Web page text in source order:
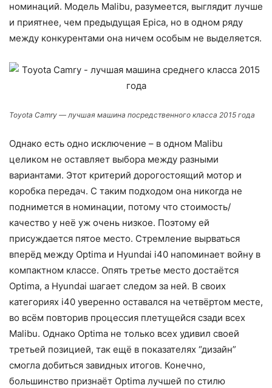
номинаций. Модель Malibu, разумеется, выглядит лучше
и приятнее, чем предыдущая Epica, но в одном ряду
между конкурентами она ничем особым не выделяется.
Toyota Camry — лучшая машина посредственного класса 2015 года
Однако есть одно исключение – в одном Malibu
целиком не оставляет выбора между разными
вариантами. Этот критерий дорогостоящий мотор и
коробка передач. С таким подходом она никогда не
поднимется в номинации, потому что стоимость/
качество у неё уж очень низкое. Поэтому ей
присуждается пятое место. Стремление вырваться
вперёд между Optima и Hyundai i40 напоминает войну в
компактном классе. Опять третье место достаётся
Optima, а Hyundai шагает следом за ней. В своих
категориях i40 уверенно оставался на четвёртом месте,
во всём повторив процессия плетущейся сзади всех
Malibu. Однако Optima не только всех удивил своей
третьей позицией, так ещё в показателях “дизайн”
смогла добиться завидных итогов. Конечно,
большинство признаёт Optima лучшей по стилю